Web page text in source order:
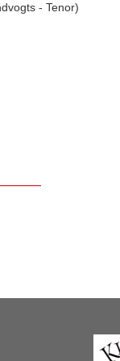
- Tenor)